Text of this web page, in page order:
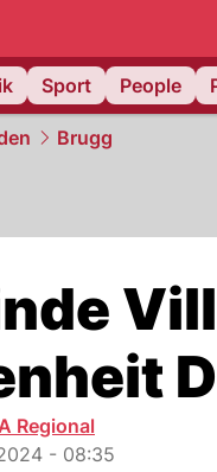
Sport People
Brugg
Regional
- 08:35